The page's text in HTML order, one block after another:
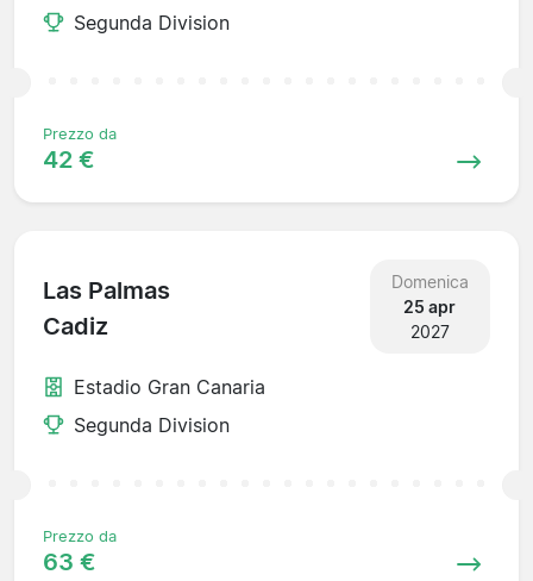
Segunda Division
Prezzo da
42 €
Las Palmas
Cadiz
Domenica
25 apr
2027
Estadio Gran Canaria
Segunda Division
Prezzo da
63 €